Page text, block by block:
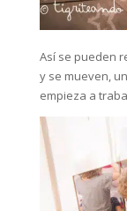
Así se pueden
y se mueven,
empieza a